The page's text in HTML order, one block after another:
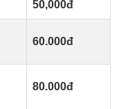
50,000đ
60.000đ
80.000đ